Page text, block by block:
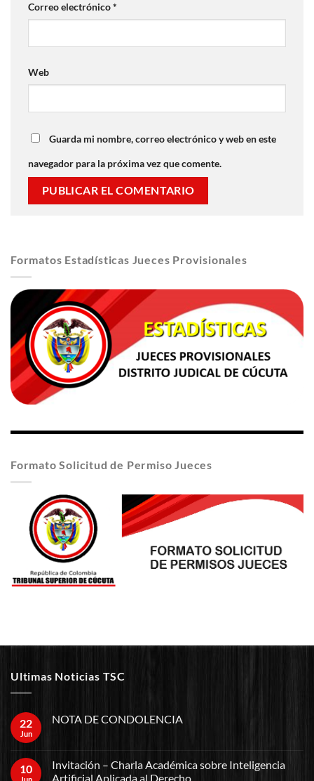
Correo electrónico*
Web
Guarda mi nombre, correo electrónico y web en este
navegador para la próxima vez que comente.
Formatos Estadísticas Jueces Provisionales
Formato Solicitud de Permiso Jueces
Ultimas Noticias TSC
22
Jun
NOTA DE CONDOLENCIA
10
Invitación – Charla Académica sobre Inteligencia
Artificial Aplicada al Derecho